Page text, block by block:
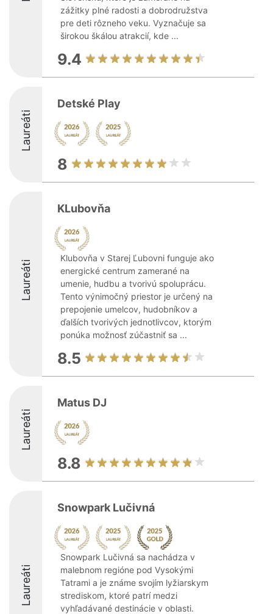
zážitky plné radosti a dobrodružstva
pre deti rôzneho veku. Vyznačuje sa
širokou škálou atrakcií, kde ...
9.4
Laureáti
Detské Play
8
Laureáti
KLubovňa
Klubovňa v Starej Ľubovni funguje ako
energické centrum zamerané na
umenie, hudbu a tvorivú spoluprácu.
Tento výnimočný priestor je určený na
prepojenie umelcov, hudobníkov a
ďalších tvorivých jednotlivcov, ktorým
ponúka možnosť zúčastniť sa ...
8.5
Laureáti
Matus DJ
8.8
Laureáti
Snowpark Lučivná
Snowpark Lučivná sa nachádza v
malebnom regióne pod Vysokými
Tatrami a je známe svojím lyžiarskym
strediskom, ktoré patrí medzi
vyhľadávané destinácie v oblasti.